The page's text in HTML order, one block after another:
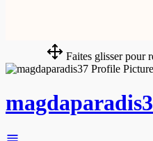
Faites glisser pour